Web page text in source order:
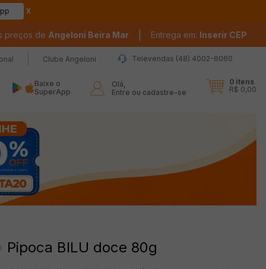
preços de Angeloni Beira Mar Entrega em: Inserir CEP
Clube Angeloni Televendas (48) 4002-6060
Baixe o
SuperApp
Olá,
Entre ou cadastre-se
0 itens
R$ 0,00
Pipoca BILU doce 80g